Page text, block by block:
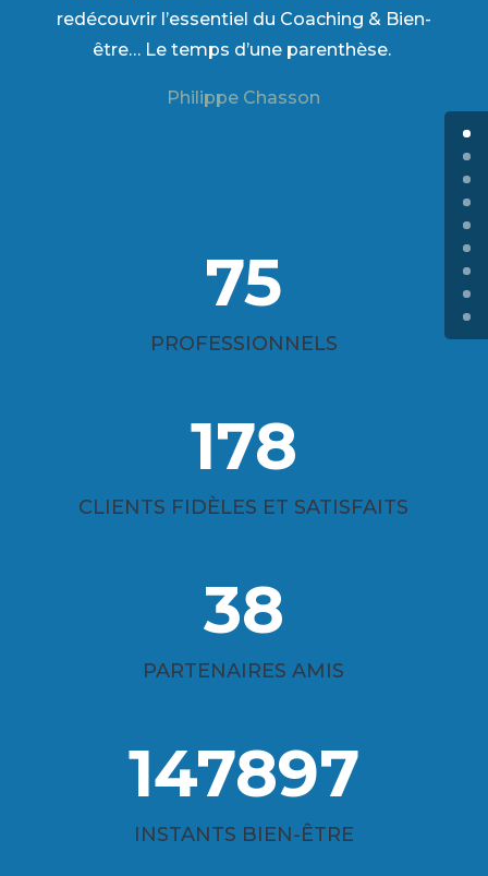
redécouvrir l’essentiel du Coaching & Bien-
être… Le temps d’une parenthèse.
Philippe Chasson
75
PROFESSIONNELS
178
CLIENTS FIDÈLES ET SATISFAITS
38
PARTENAIRES AMIS
147897
INSTANTS BIEN-ÊTRE